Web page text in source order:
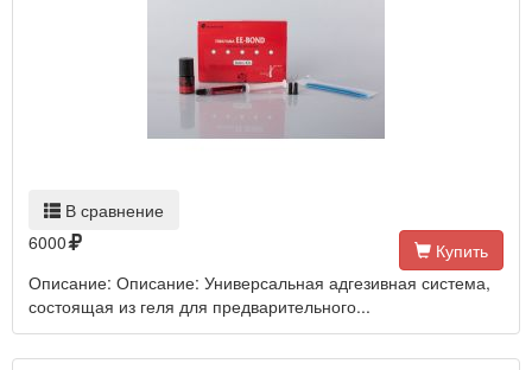
В сравнение
6000
Купить
Описание: Описание: Универсальная адгезивная система,
состоящая из геля для предварительного...